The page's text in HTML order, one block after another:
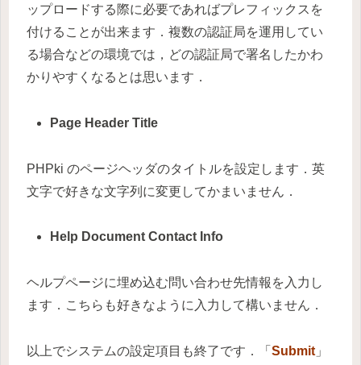
ップロードする際に必要であればプレフィックスを
付けることが出来ます．複数の認証局を運用してい
る場合などの環境では，どの認証局で署名したかわ
かりやすくなるとは思います．
Page Header Title
PHPki のページヘッダのタイトルを設定します．英
文字で好きな文字列に変更してかまいません．
Help Document Contact Info
ヘルプページに埋め込む問い合わせ先情報を入力し
ます．こちらも好きなように入力して構いません．
以上でシステムの設定項目も終了です．「 Submit 」